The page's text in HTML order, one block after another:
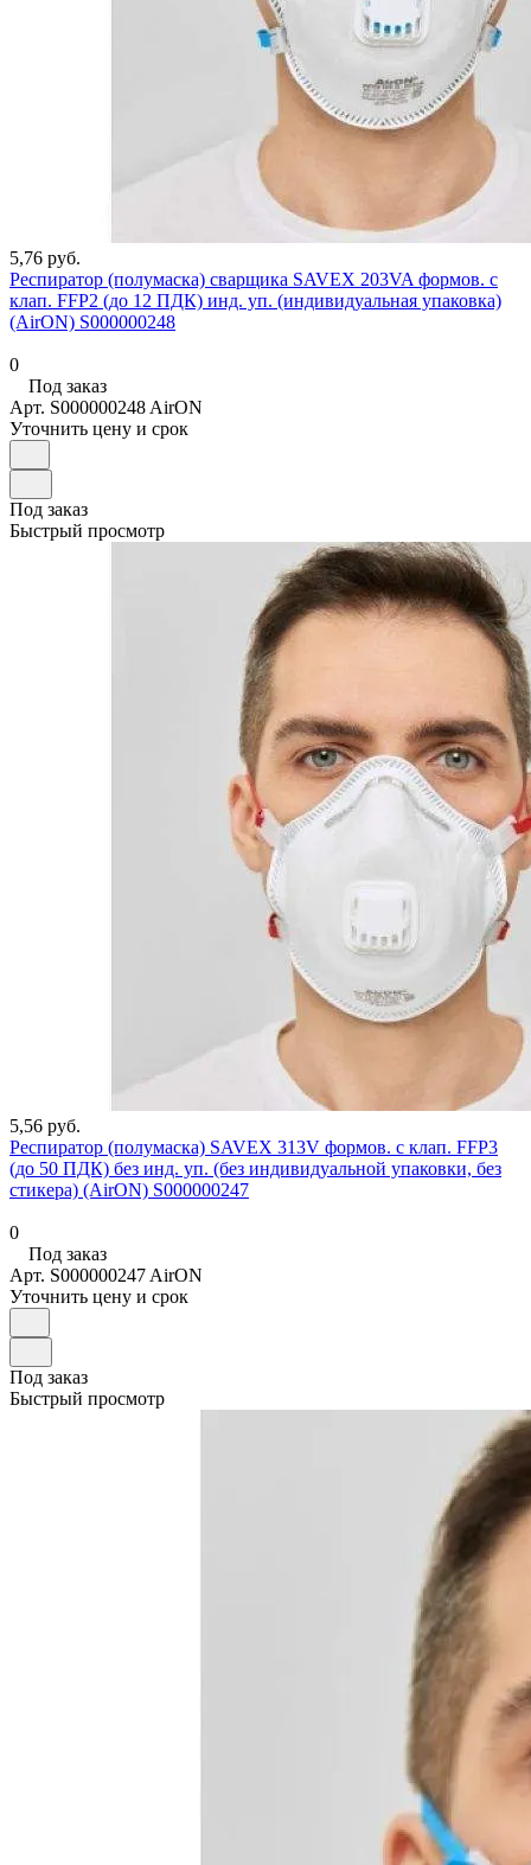
5,76 руб.
Респиратор (полумаска) сварщика SAVEX 203VA формов. с
клап. FFP2 (до 12 ПДК) инд. уп. (индивидуальная упаковка)
(AirON) S000000248
0
Под заказ
Арт. S000000248 AirON
Уточнить цену и срок
Под заказ
Быстрый просмотр
5,56 руб.
Респиратор (полумаска) SAVEX 313V формов. с клап. FFP3
(до 50 ПДК) без инд. уп. (без индивидуальной упаковки, без
стикера) (AirON) S000000247
0
Под заказ
Арт. S000000247 AirON
Уточнить цену и срок
Под заказ
Быстрый просмотр